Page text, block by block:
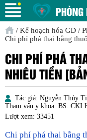
/ Kế hoạch hóa GD /
Chi phí phá thai bằng
CHI PHÍ PHÁ
NHIÊU TIỀN
Tác giả: Nguyễn Thủy
Tham vấn y khoa: BS. CKI
Lượt xem: 33451
Chi phí phá thai bằng